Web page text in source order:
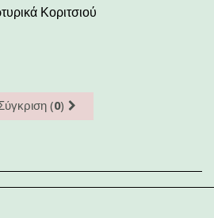
Κοριτσιού
(0)